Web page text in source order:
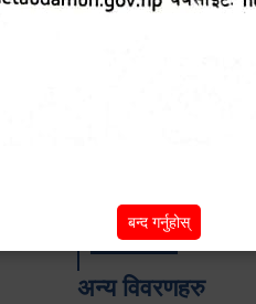
आ.व. २०८१/०८२ को
बाँकी
अन्य विवरणहरु
बन्द गर्नुहोस्